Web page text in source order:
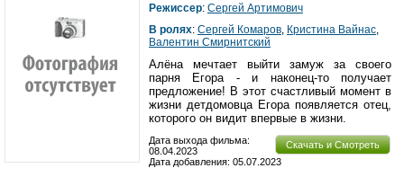
Режиссер: Сергей Артимович
В ролях: Сергей Комаров Кристина Вайнас
Валентин Смирнитский
Алёна мечтает выйти замуж за своего
парня Егора - и наконец-то получает
предложение! В этот счастливый момент в
жизни детдомовца Егора появляется отец,
которого он видит впервые в жизни.
Скачать и Смотреть
Дата выхода фильма:
08.04.2023
Дата добавления: 05.07.2023